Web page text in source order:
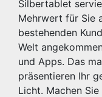
Silbertablet
Mehrwert für Sie
bestehenden
Welt
und Apps. Das
präsentieren Ihr
Licht. Machen